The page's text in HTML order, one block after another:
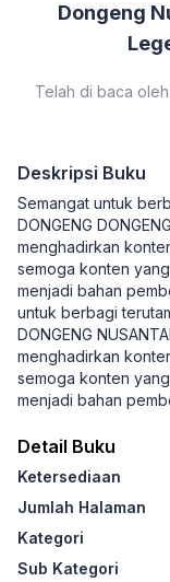
Dongeng
Telah di baca
Deskripsi Buku
Semangat untuk
DONGENG
menghadirkan
semoga konten
menjadi bahan
untuk berbagi
DONGENG
menghadirkan
semoga konten
menjadi bahan
Detail Buku
Ketersediaan
Jumlah Halaman
Kategori
Sub Kategori